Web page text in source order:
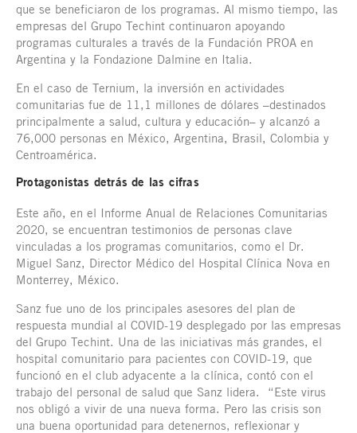
que se beneficiaron de los programas. Al mismo tiempo, las
empresas del Grupo Techint continuaron apoyando
programas culturales a través de la Fundación PROA en
Argentina y la Fondazione Dalmine en Italia.
En el caso de Ternium, la inversión en actividades
comunitarias fue de 11,1 millones de dólares –destinados
principalmente a salud, cultura y educación– y alcanzó a
76,000 personas en México, Argentina, Brasil, Colombia y
Centroamérica.
Protagonistas detrás de las cifras
Este año, en el Informe Anual de Relaciones Comunitarias
2020, se encuentran testimonios de personas clave
vinculadas a los programas comunitarios, como el Dr.
Miguel Sanz, Director Médico del Hospital Clínica Nova en
Monterrey, México.
Sanz fue uno de los principales asesores del plan de
respuesta mundial al COVID-19 desplegado por las empresas
del Grupo Techint. Una de las iniciativas más grandes, el
hospital comunitario para pacientes con COVID-19, que
funcionó en el club adyacente a la clínica, contó con el
trabajo del personal de salud que Sanz lidera. “Este virus
nos obligó a vivir de una nueva forma. Pero las crisis son
una buena oportunidad para detenernos, reflexionar y